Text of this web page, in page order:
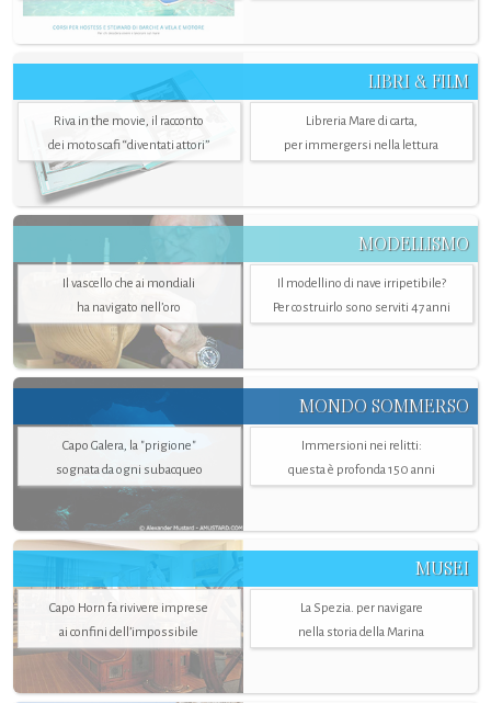
LIBRI & FILM
Riva in the movie, il racconto
dei motoscafi “diventati attori”
Libreria Mare di carta,
per immergersi nella lettura
MODELLISMO
Il vascello che ai mondiali
ha navigato nell’oro
Il modellino di nave irripetibile?
Per costruirlo sono serviti 47 anni
MONDO SOMMERSO
Capo Galera, la "prigione"
sognata da ogni subacqueo
Immersioni nei relitti:
questa è profonda 150 anni
MUSEI
Capo Horn fa rivivere imprese
ai confini dell’impossibile
La Spezia. per navigare
nella storia della Marina